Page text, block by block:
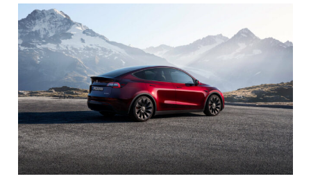
Nejprodávanějším
autem
za
první
pololetí
v
Evropě
je
Tesla,
druhá
je
Dacia
a
třetí
VW